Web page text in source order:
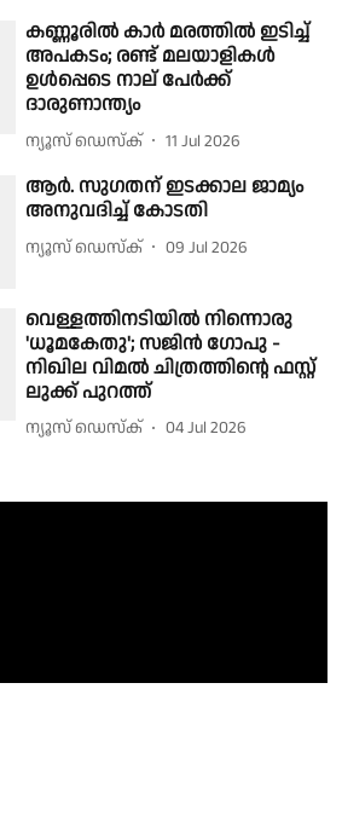
കണ്ണൂരിൽ കാർ മരത്തിൽ ഇടിച്ച്
അപകടം; രണ്ട് മലയാളികൾ
ഉൾപ്പെടെ നാല് പേർക്ക്
ദാരുണാന്ത്യം
ന്യൂസ് ഡെസ്ക് 11 Jul 2026
ആർ. സു​ഗതന് ഇടക്കാല ജാമ്യം
അനുവദിച്ച് കോടതി
ന്യൂസ് ഡെസ്ക് 09 Jul 2026
വെള്ളത്തിനടിയിൽ നിന്നൊരു
'ധൂമകേതു'; സജിൻ ഗോപു -
നിഖില വിമൽ ചിത്രത്തിന്റെ ഫസ്റ്റ്
ലുക്ക് പുറത്ത്
ന്യൂസ് ഡെസ്ക് 04 Jul 2026